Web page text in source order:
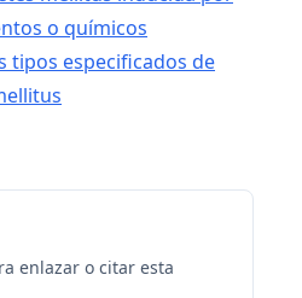
o químicos
tipos especificados de
enlazar o citar esta